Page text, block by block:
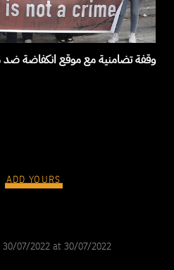
وقفة تضامنية مع موقع انكفاضة
ADD YOURS
30/07/2022 at 30/07/2022